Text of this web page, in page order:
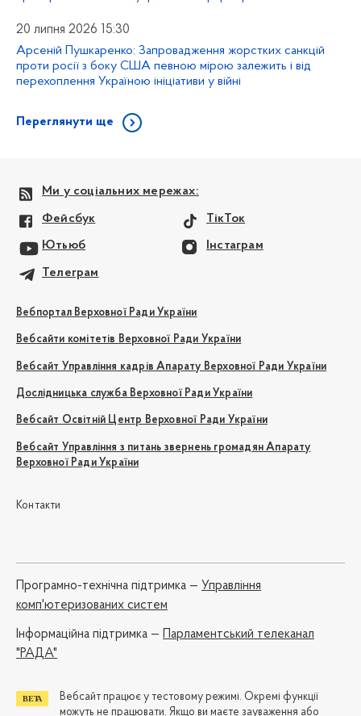
20 липня 2026 15:30
Арсеній Пушкаренко: Запровадження жорстких санкцій
проти росії з боку США певною мірою залежить і від
перехоплення Україною ініціативи у війні
Переглянути ще
Ми у соціальних мережах:
Фейсбук ТікТок
Ютьюб Інстаграм
Телеграм
Вебпортал Верховної Ради України
Вебсайти комітетів Верховної Ради України
Вебсайт Управління кадрів Апарату Верховної Ради України
Дослідницька служба Верховної Ради України
Вебсайт Освітній Центр Верховної Ради України
Вебсайт Управління з питань звернень громадян Апарату
Верховної Ради України
Контакти
Програмно-технічна підтримка — Управління
комп'ютеризованих систем
Iнформаційна підтримка —
Парламентський телеканал
"РАДА"
Вебсайт працює у тестовому режимі. Окремі функції
можуть не працювати. Якщо ви маєте зауваження або